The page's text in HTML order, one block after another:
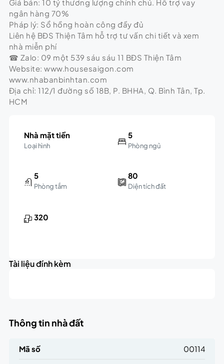
Giá bán: 10 tỷ thương lượng chính chủ. Hỗ trợ vay
ngân hàng 70%
Pháp lý: Sổ hồng hoàn công đầy đủ
Liên hệ BĐS Thiện Tâm hỗ trợ tư vấn chi tiết và xem
nhà miễn phí
☎ Zalo: 09 một 539 sáu sáu 11 BĐS Thiện Tâm
Website: www.housesaigon.com
www.nhabanbinhtan.com
Địa chỉ: 112/1 đường số 18B, P. BHHA, Q. Bình Tân, Tp.
HCM
Nhà mặt tiền
Loại hình
5
Phòng ngủ
5
Phòng tắm
80
Diện tích đất
320
Tài liệu đính kèm
Thông tin nhà đất
Mã số 00114